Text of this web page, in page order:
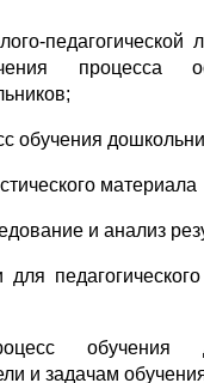
педагогической
процесса
обучения
материала
и анализ
обучения
и задачам